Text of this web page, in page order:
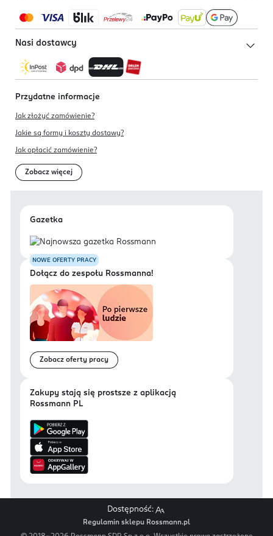
Nasi dostawcy
Przydatne informacje
Jak złożyć zamówienie?
Jakie są formy i koszty dostawy?
Jak opłacić zamówienie?
Zobacz więcej
Gazetka
NOWE OFERTY PRACY
Dołącz do zespołu Rossmanna!
Zobacz oferty pracy
Zakupy stają się prostsze z aplikacją
Rossmann PL
Dostępność:
Regulamin sklepu Rossmann.pl